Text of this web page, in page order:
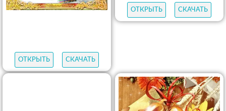
ОТКРЫТЬ СКАЧАТЬ
ОТКРЫТЬ СКАЧАТЬ